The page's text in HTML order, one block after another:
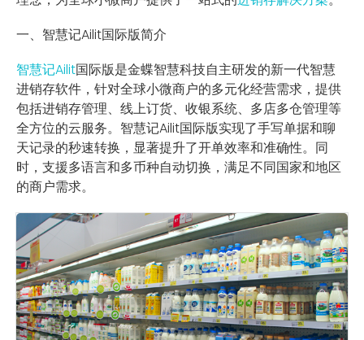
一、智慧记Ailit国际版简介
智慧记Ailit国际版是金蝶智慧科技自主研发的新一代智慧
进销存软件，针对全球小微商户的多元化经营需求，提供
包括进销存管理、线上订货、收银系统、多店多仓管理等
全方位的云服务。智慧记Ailit国际版实现了手写单据和聊
天记录的秒速转换，显著提升了开单效率和准确性。同
时，支援多语言和多币种自动切换，满足不同国家和地区
的商户需求。